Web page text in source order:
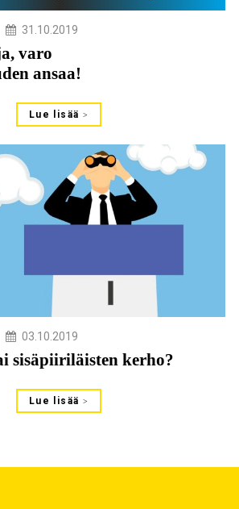
31.10.2019
varo
ansaa!
Lue lisää
03.10.2019
sisäpiiriläisten kerho?
Lue lisää